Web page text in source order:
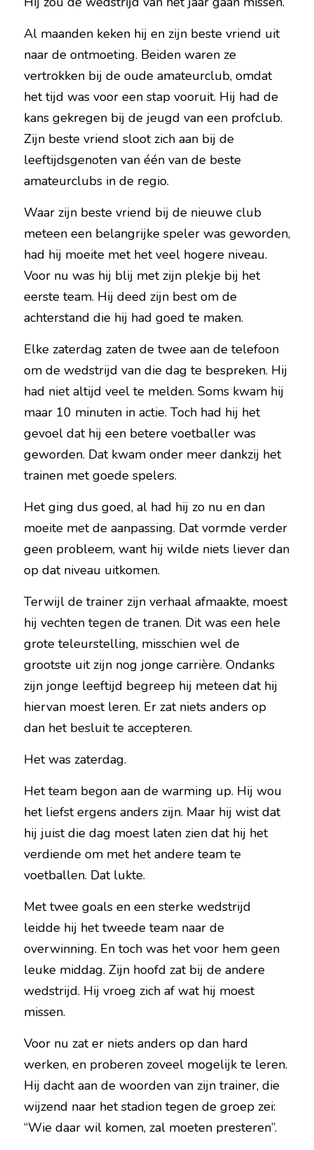
Al maanden keken hij en zijn beste vriend uit
naar de ontmoeting. Beiden waren ze
vertrokken bij de oude amateurclub, omdat
het tijd was voor een stap vooruit. Hij had de
kans gekregen bij de jeugd van een profclub.
Zijn beste vriend sloot zich aan bij de
leeftijdsgenoten van één van de beste
amateurclubs in de regio.
Waar zijn beste vriend bij de nieuwe club
meteen een belangrijke speler was geworden,
had hij moeite met het veel hogere niveau.
Voor nu was hij blij met zijn plekje bij het
eerste team. Hij deed zijn best om de
achterstand die hij had goed te maken.
Elke zaterdag zaten de twee aan de telefoon
om de wedstrijd van die dag te bespreken. Hij
had niet altijd veel te melden. Soms kwam hij
maar 10 minuten in actie. Toch had hij het
gevoel dat hij een betere voetballer was
geworden. Dat kwam onder meer dankzij het
trainen met goede spelers.
Het ging dus goed, al had hij zo nu en dan
moeite met de aanpassing. Dat vormde verder
geen probleem, want hij wilde niets liever dan
op dat niveau uitkomen.
Terwijl de trainer zijn verhaal afmaakte, moest
hij vechten tegen de tranen. Dit was een hele
grote teleurstelling, misschien wel de
grootste uit zijn nog jonge carrière. Ondanks
zijn jonge leeftijd begreep hij meteen dat hij
hiervan moest leren. Er zat niets anders op
dan het besluit te accepteren.
Het was zaterdag.
Het team begon aan de warming up. Hij wou
het liefst ergens anders zijn. Maar hij wist dat
hij juist die dag moest laten zien dat hij het
verdiende om met het andere team te
voetballen. Dat lukte.
Met twee goals en een sterke wedstrijd
leidde hij het tweede team naar de
overwinning. En toch was het voor hem geen
leuke middag. Zijn hoofd zat bij de andere
wedstrijd. Hij vroeg zich af wat hij moest
missen.
Voor nu zat er niets anders op dan hard
werken, en proberen zoveel mogelijk te leren.
Hij dacht aan de woorden van zijn trainer, die
wijzend naar het stadion tegen de groep zei:
“Wie daar wil komen, zal moeten presteren”.